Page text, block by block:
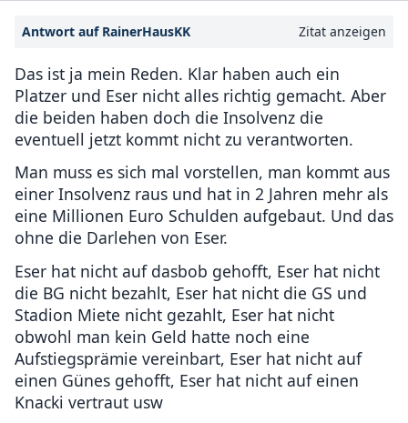
Antwort auf RainerHausKK Zitat anzeigen
Das ist ja mein Reden. Klar haben auch ein
Platzer und Eser nicht alles richtig gemacht. Aber
die beiden haben doch die Insolvenz die
eventuell jetzt kommt nicht zu verantworten.
Man muss es sich mal vorstellen, man kommt aus
einer Insolvenz raus und hat in 2 Jahren mehr als
eine Millionen Euro Schulden aufgebaut. Und das
ohne die Darlehen von Eser.
Eser hat nicht auf dasbob gehofft, Eser hat nicht
die BG nicht bezahlt, Eser hat nicht die GS und
Stadion Miete nicht gezahlt, Eser hat nicht
obwohl man kein Geld hatte noch eine
Aufstiegsprämie vereinbart, Eser hat nicht auf
einen Günes gehofft, Eser hat nicht auf einen
Knacki vertraut usw